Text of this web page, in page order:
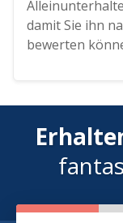
damit Sie ihn
bewerten